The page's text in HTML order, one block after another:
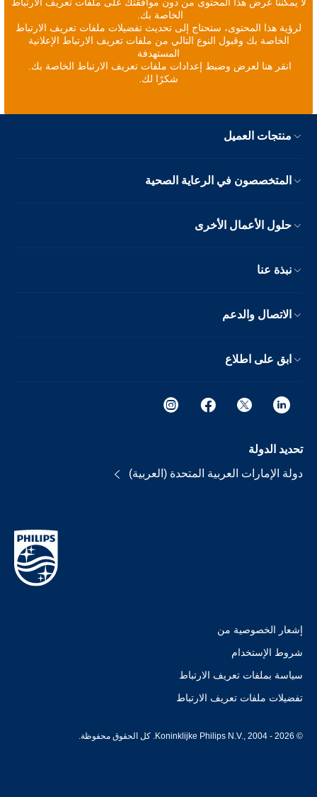
الخاصة بك.
لرؤية هذا المحتوى، ستحتاج إلى تحديث تفضيلات ملفات تعريف الارتباط
الخاصة بك وقبول النوع التالي من ملفات تعريف الارتباط الإعلانية
المستهدفة
انقر هنا لعرض وضبط إعدادات ملفات تعريف الارتباط الخاصة بك.
شكرًا لك.
منتجات العميل
المتخصصون في الرعاية الصحية
حلول الأعمال الأخرى
نبذة عنا
الاتصال والدعم
ابق على اطلاع
تحديد الدولة
دولة الإمارات العربية المتحدة (العربية)
إشعار الخصوصية من
شروط الإستخدام
سياسة بملفات تعريف الارتباط
تفضيلات ملفات تعريف الارتباط
© Koninklijke Philips N.V., 2004 - 2026. كل الحقوق محفوظة.